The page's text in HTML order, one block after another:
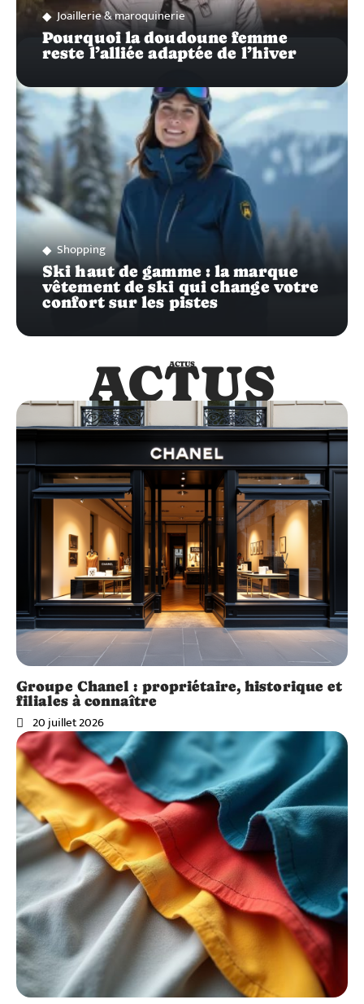
Joaillerie & maroquinerie
Pourquoi la doudoune femme
reste l’alliée adaptée de l’hiver
Shopping
Ski haut de gamme : la marque
vêtement de ski qui change votre
confort sur les pistes
ACTUS
ACTUS
Groupe Chanel : propriétaire, historique et
filiales à connaître
20 juillet 2026